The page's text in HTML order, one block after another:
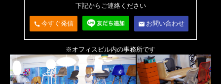
下記からご連絡ください
call 今すぐ発信 email お問い合わせ
※オフィスビル内の事務所です